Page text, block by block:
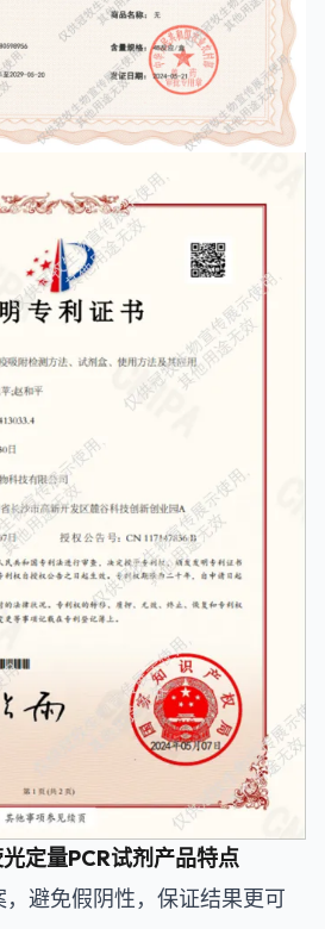
定量PCR试剂产品特点
避免假阴性，保证结果更可